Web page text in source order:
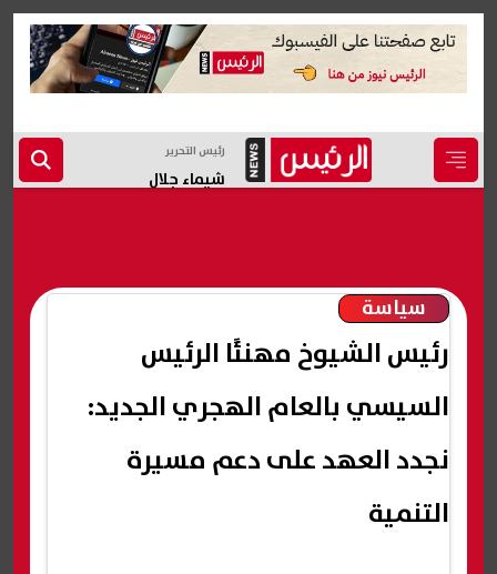
رئيس التحرير
شيماء جلال
سياسة
رئيس الشيوخ مهنئًا الرئيس
السيسي بالعام الهجري الجديد:
نجدد العهد على دعم مسيرة
التنمية